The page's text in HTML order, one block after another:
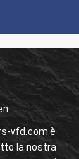
vfd.com è
la nostra